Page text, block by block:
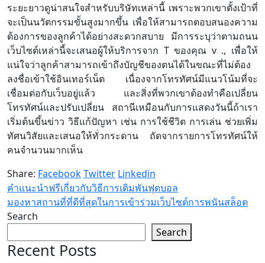
ระยะยาวดูน่าสนใจสำหรับบริษัทเหล่านี้ เพราะพวกเขาตั้งเป้าที่
จะเป็นนวัตกรรมขั้นสูงมากขึ้น เพื่อให้สามารถตอบสนองความ
ต้องการของลูกค้าได้อย่างสะดวกสบาย มีการระบุว่าตามถนน
เว็บไซต์เหล่านี้จะเสนอผู้ให้บริการจาก T ของคุณ v ., เพื่อให้
แน่ใจว่าลูกค้าสามารถเข้าถึงบัญชีของตนได้ในขณะที่ไม่ต้อง
ลงชื่อเข้าใช้อินเทอร์เน็ต เนื่องจากโทรทัศน์มีแนวโน้มที่จะ
เชื่อมต่อกับเว็บอยู่แล้ว และสิ่งที่พวกเขาต้องทำคือเปลี่ยน
โทรทัศน์และปรับเปลี่ยน สถานีเหมือนกับการแสดงวันนี้ถ้าเรา
เริ่มต้นขึ้นข่าว วิธีแก้ปัญหา เช่น การใช้ชีวิต การเล่น ช่วยเพิ่ม
ทัศนวิสัยและเสนอให้ทั่วกระดาน ถัดจากรายการโทรทัศน์ให้
คนจำนวนมากเห็น
Share: FacebookTwitter Linkedin
คำแนะนำฟรีเกี่ยวกับวิธีการเดิมพันฟุตบอล
มองหาสถานที่ที่ดีที่สุดในการเข้าร่วมเว็บไซต์การพนันสล็อต
Search
Search
Recent Posts